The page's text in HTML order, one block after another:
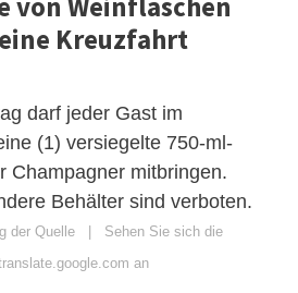
Kreuzfahrt
darf jeder Gast im
(1) versiegelte 750-ml-
Champagner mitbringen.
Behälter sind verboten.
der Quelle | Sehen Sie sich die
an